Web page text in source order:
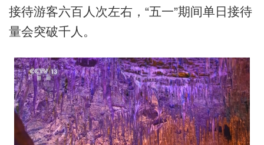
接待游客六百人次左右，“五一”期间单日接待
量会突破千人。